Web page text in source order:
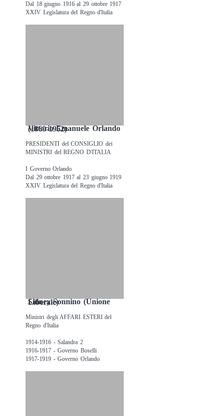
Dal 18 giugno 1916 al 29 ottobre 1917
XXIV Legislatura del Regno d'Italia
Vittorio Emanuele Orlando (1860-1952)
PRESIDENTI del CONSIGLIO dei
MINISTRI del REGNO D'ITALIA
I Governo Orlando
Dal 29 ottobre 1917 al 23 giugno 1919
XXIV Legislatura del Regno d'Italia
Sidney Sonnino (Unione Liberale)
Ministri degli AFFARI ESTERI del
Regno d'Italia
1914-1916 - Salandra 2
1916-1917 - Governo Boselli
1917-1919 - Governo Orlando